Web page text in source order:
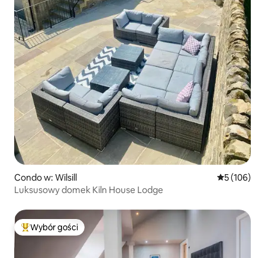
Condo w: Wilsill Średnia
5 (106)
Luksusowy domek Kiln House Lodge
Najpopularniejsze z kategorii Wybór gości
Wybór gości